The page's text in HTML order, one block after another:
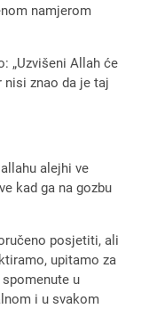
namjerom
„Uzvišeni Allah će
nisi znao da je taj
alejhi ve
kad ga na gozbu
posjetiti, ali
upitamo za
u
i u svakom